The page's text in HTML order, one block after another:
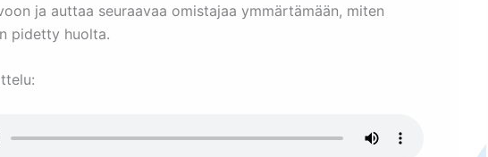
ja auttaa seuraavaa omistajaa ymmärtämään, miten
pidetty huolta.